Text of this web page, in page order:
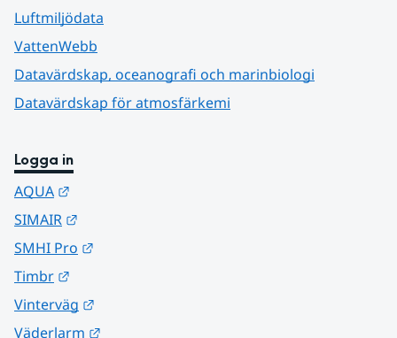
Luftmiljödata
VattenWebb
Datavärdskap, oceanografi och marinbiologi
Datavärdskap för atmosfärkemi
Logga in
AQUA
SIMAIR
SMHI Pro
Timbr
Vinterväg
Väderlarm